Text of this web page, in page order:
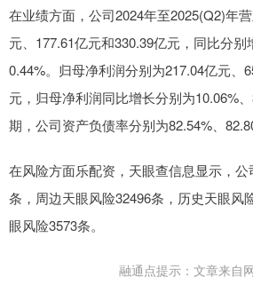
在业绩方面，公司2024年至2025(Q2)年
元、177.61亿元和330.39亿元，同比分别
0.44%。归母净利润分别为217.04亿元、
元，归母净利润同比增长分别为10.06%
期，公司资产负债率分别为82.54%、
在风险方面乐配资，天眼查信息显示，
条，周边天眼风险32496条，历史天眼风
眼风险3573条。
融通点提示：文章来自